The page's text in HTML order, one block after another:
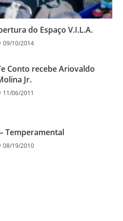
do Espaço V.I.L.A.
09/10/2014
Conto recebe Ariovaldo
Jr.
11/06/2011
Temperamental
08/19/2010